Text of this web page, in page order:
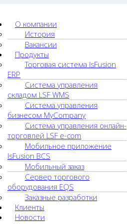
О компании
История
Вакансии
Продукты
Торговая система lsFusion
ERP
Система управления
складом LSF WMS
Система управления
бизнесом MyCompany
Система управления онлайн-
торговлей LSF e-com
Мобильное приложение
lsFusion BCS
Мобильный заказ
Сервер торгового
оборудования EQS
Заказные разработки
Клиенты
Новости